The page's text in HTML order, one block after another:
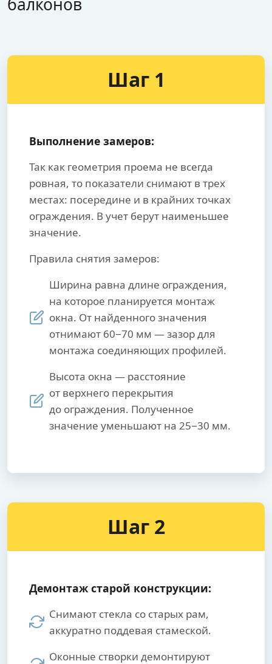
Шаг 1
Выполнение замеров:
Так как геометрия проема не всегда
ровная, то показатели снимают в трех
местах: посередине и в крайних точках
ограждения. В учет берут наименьшее
значение.
Правила снятия замеров:
Ширина равна длине ограждения,
на которое планируется монтаж
окна. От найденного значения
отнимают 60−70 мм — зазор для
монтажа соединяющих профилей.
Высота окна — расстояние
от верхнего перекрытия
до ограждения. Полученное
значение уменьшают на 25−30 мм.
Шаг 2
Демонтаж старой конструкции:
Снимают стекла со старых рам,
аккуратно поддевая стамеской.
Оконные створки демонтируют